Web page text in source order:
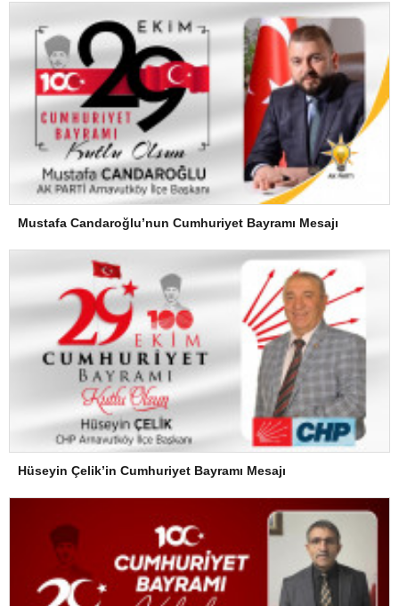
Mustafa Candaroğlu’nun Cumhuriyet Bayramı Mesajı
Hüseyin Çelik’in Cumhuriyet Bayramı Mesajı